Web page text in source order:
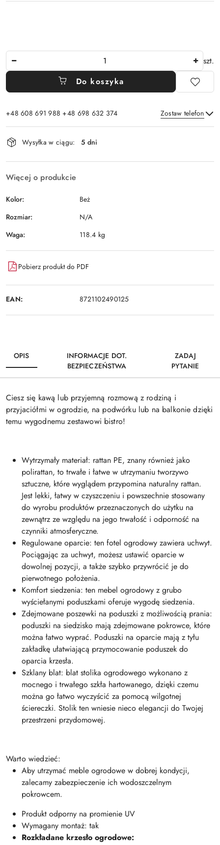
szt.
Do koszyka
+48 608 691 988 +48 698 632 374 Zostaw telefon
Dostępność
i
dostawa
Wysyłka w ciągu: 5 dni
Więcej o produkcie
Kolor:
Beż
Rozmiar:
N/A
Waga:
118.4 kg
Pobierz produkt do PDF
EAN: 8721102490125
OPIS
INFORMACJE DOT.
BEZPIECZEŃSTWA
ZADAJ
PYTANIE
Ciesz się kawą lub przyjemną rozmową z rodziną i
przyjaciółmi w ogrodzie, na podwórku lub na balkonie dzięki
temu wygodnemu zestawowi bistro!
Wytrzymały materiał: rattan PE, znany również jako
polirattan, to trwałe i łatwe w utrzymaniu tworzywo
sztuczne, które wyglądem przypomina naturalny rattan.
Jest lekki, łatwy w czyszczeniu i powszechnie stosowany
do wyrobu produktów przeznaczonych do użytku na
zewnątrz ze względu na jego trwałość i odporność na
czynniki atmosferyczne.
Regulowane oparcie: ten fotel ogrodowy zawiera uchwyt.
Pociągając za uchwyt, możesz ustawić oparcie w
dowolnej pozycji, a także szybko przywrócić je do
pierwotnego położenia.
Komfort siedzenia: ten mebel ogrodowy z grubo
wyściełanymi poduszkami oferuje wygodę siedzenia.
Zdejmowane poszewki na poduszki z możliwością prania:
poduszki na siedzisko mają zdejmowane pokrowce, które
można łatwo wyprać. Poduszki na oparcie mają z tyłu
zakładkę ułatwiającą przymocowanie poduszek do
oparcia krzesła.
Szklany blat: blat stolika ogrodowego wykonano z
mocnego i trwałego szkła hartowanego, dzięki czemu
można go łatwo wyczyścić za pomocą wilgotnej
ściereczki. Stolik ten wniesie nieco elegancji do Twojej
przestrzeni przydomowej.
Warto wiedzieć:
Aby utrzymać meble ogrodowe w dobrej kondycji,
zalecamy zabezpieczenie ich wodoszczelnym
pokrowcem.
Produkt odporny na promienie UV
Wymagany montaż: tak
Rozkładane krzesło ogrodowe: